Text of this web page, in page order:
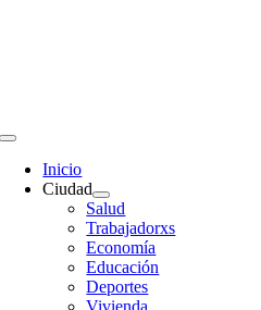
Toggle
Navigation
Inicio
Ciudad
Salud
Trabajadorxs
Economía
Educación
Deportes
Vivienda